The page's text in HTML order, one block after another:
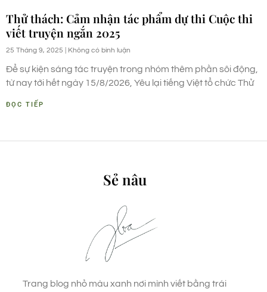
Thử thách: Cảm nhận tác phẩm dự thi Cuộc thi
viết truyện ngắn 2025
25 Tháng 9, 2025 Không có bình luận
Để sự kiện sáng tác truyện trong nhóm thêm phần sôi động,
từ nay tới hết ngày 15/8/2026, Yêu lại tiếng Việt tổ chức Thử
ĐỌC TIẾP
Sẻ nâu
Trang blog nhỏ màu xanh nơi mình viết bằng trái